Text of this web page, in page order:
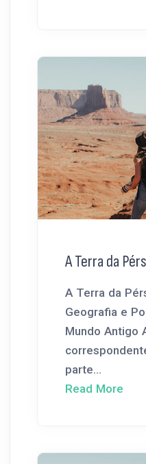
A Terra da
A Terra da
Geografia e
Mundo Antigo
parte...
Read More